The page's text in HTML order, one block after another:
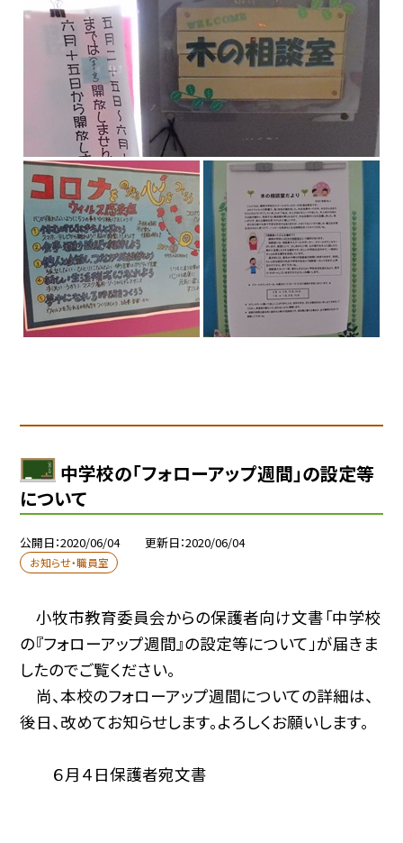
中学校の「フォローアップ週間」の設定等
について
公開日 2020/06/04 更新日 2020/06/04
お知らせ・職員室
小牧市教育委員会からの保護者向け文書「中学校
の『フォローアップ週間』の設定等について」が届きま
したのでご覧ください。
尚、本校のフォローアップ週間についての詳細は、
後日、改めてお知らせします。よろしくお願いします。
６月４日保護者宛文書